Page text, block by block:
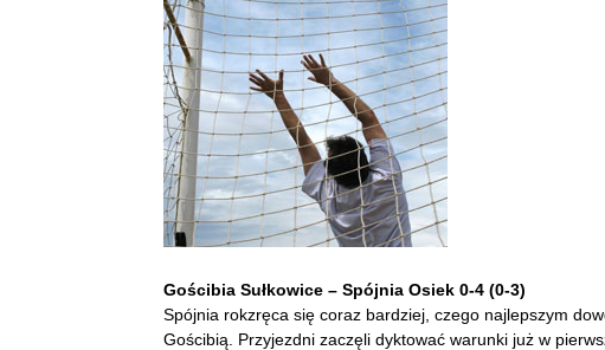
Gościbia Sułkowice – Spójnia Osiek 0-4 (0-3)
Spójnia rokzręca się coraz bardziej, czego najlepszym
Gościbią. Przyjezdni zaczęli dyktować warunki już w